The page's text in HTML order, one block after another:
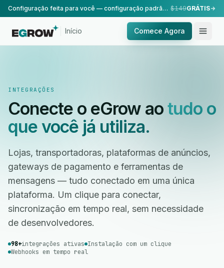
Configuração feita para você — configuração padrão, realizada pela nossa equipe. $149GRÁTIS
Início Comece Agora
INTEGRAÇÕES
Conecte o eGrow aotudo o
que você já utiliza.
Lojas, transportadoras, plataformas de anúncios,
gateways de pagamento e ferramentas de
mensagens — tudo conectado em uma única
plataforma. Um clique para conectar,
sincronização em tempo real, sem necessidade
de desenvolvedores.
98+integrações ativas Instalação com um clique
Webhooks em tempo real